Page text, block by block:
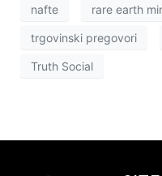
nafte rare earth
trgovinski pregovori
Truth Social